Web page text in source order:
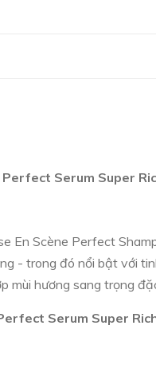
Serum Super
En Scène Perfect
- trong đó nổi bật với
mùi hương sang trọng
Serum Super